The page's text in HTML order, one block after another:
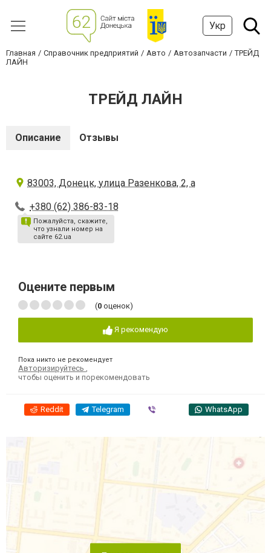
Укр
Главная Справочник предприятий Авто Автозапчасти
ТРЕЙД
ЛАЙН
ТРЕЙД ЛАЙН
Описание Отзывы
83003, Донецк, улица Разенкова, 2, а
+380 (62) 386-83-18
Пожалуйста, скажите,
что узнали номер на
сайте 62.ua
Оцените первым
(0 оценок)
Я рекомендую
Пока никто не рекомендует
Авторизируйтесь
чтобы оценить и порекомендовать
Reddit Telegram WhatsApp